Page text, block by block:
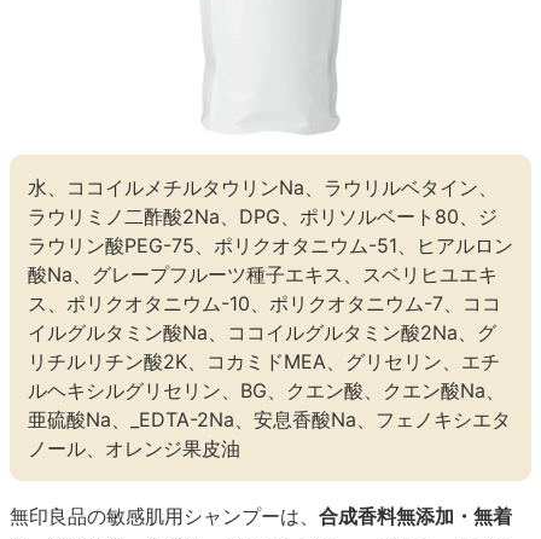
水、ココイルメチルタウリンNa、ラウリルベタイン、
ラウリミノ二酢酸2Na、DPG、ポリソルベート80、ジ
ラウリン酸PEG-75、ポリクオタニウム-51、ヒアルロン
酸Na、グレープフルーツ種子エキス、スベリヒユエキ
ス、ポリクオタニウム-10、ポリクオタニウム-7、ココ
イルグルタミン酸Na、ココイルグルタミン酸2Na、グ
リチルリチン酸2K、コカミドMEA、グリセリン、エチ
ルヘキシルグリセリン、BG、クエン酸、クエン酸Na、
亜硫酸Na、_EDTA-2Na、安息香酸Na、フェノキシエタ
ノール、オレンジ果皮油
無印良品の敏感肌用シャンプーは、 合成香料無添加・無着